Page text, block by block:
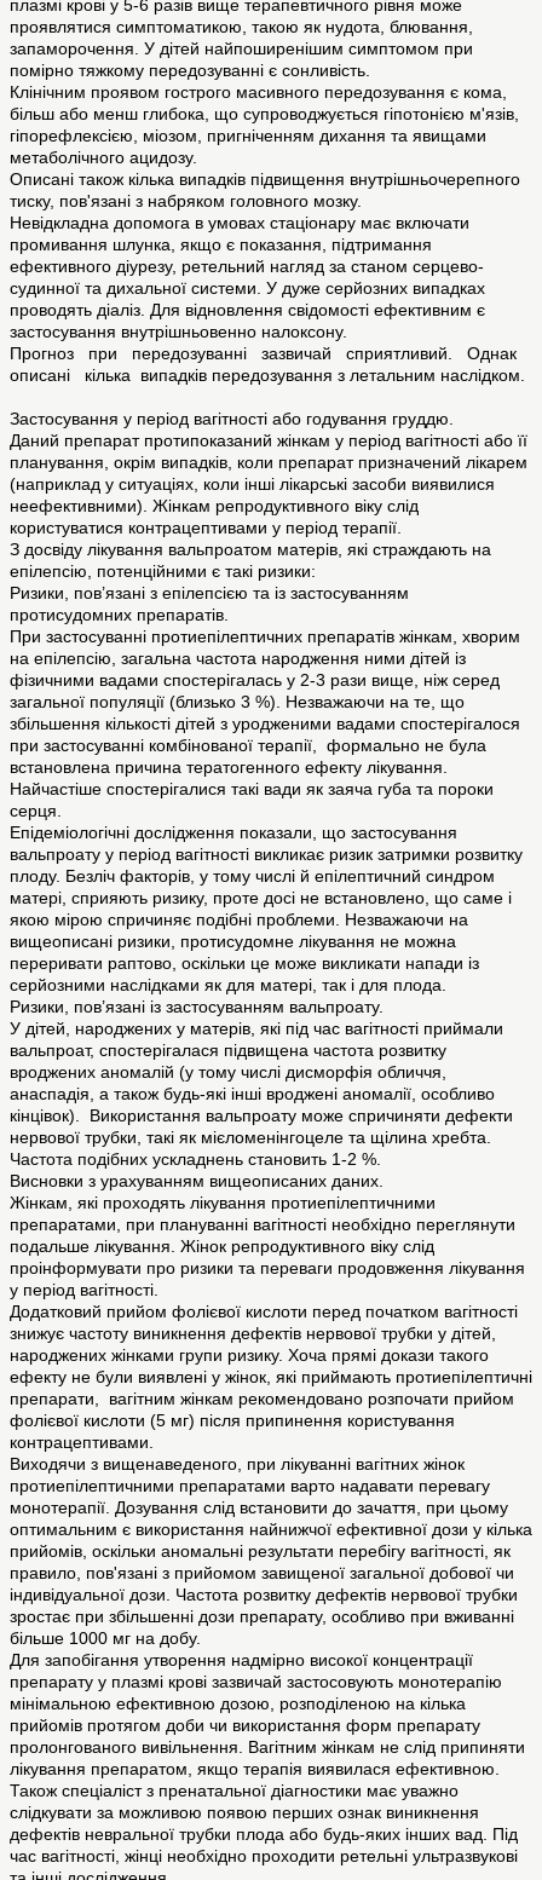
плазмі крові у 5-6 разів вище терапевтичного рівня може
проявлятися симптоматикою, такою як нудота, блювання,
запаморочення. У дітей найпоширенішим симптомом при
помірно тяжкому передозуванні є сонливість.
Клінічним проявом гострого масивного передозування є кома,
більш або менш глибока, що супроводжується гіпотонією м'язів,
гіпорефлексією, міозом, пригніченням дихання та явищами
метаболічного ацидозу.
Описані також кілька випадків підвищення внутрішньочерепного
тиску, пов'язані з набряком головного мозку.
Невідкладна допомога в умовах стаціонару має включати
промивання шлунка, якщо є показання, підтримання
ефективного діурезу, ретельний нагляд за станом серцево-
судинної та дихальної системи. У дуже серйозних випадках
проводять діаліз. Для відновлення свідомості ефективним є
застосування внутрішньовенно налоксону.
Прогноз при передозуванні зазвичай сприятливий. Однак
описані кілька випадків передозування з летальним наслідком.
Застосування у період вагітності або годування груддю.
Даний препарат протипоказаний жінкам у період вагітності або її
планування, окрім випадків, коли препарат призначений лікарем
(наприклад у ситуаціях, коли інші лікарські засоби виявилися
неефективними). Жінкам репродуктивного віку слід
користуватися контрацептивами у період терапії.
З досвіду лікування вальпроатом матерів, які страждають на
епілепсію, потенційними є такі ризики:
Ризики, пов’язані з епілепсією та із застосуванням
протисудомних препаратів.
При застосуванні протиепілептичних препаратів жінкам, хворим
на епілепсію, загальна частота народження ними дітей із
фізичними вадами спостерігалась у 2-3 рази вище, ніж серед
загальної популяції (близько 3 %). Незважаючи на те, що
збільшення кількості дітей з уродженими вадами спостерігалося
при застосуванні комбінованої терапії, формально не була
встановлена причина тератогенного ефекту лікування.
Найчастіше спостерігалися такі вади як заяча губа та пороки
серця.
Епідеміологічні дослідження показали, що застосування
вальпроату у період вагітності викликає ризик затримки розвитку
плоду. Безліч факторів, у тому числі й епілептичний синдром
матері, сприяють ризику, проте досі не встановлено, що саме і
якою мірою спричиняє подібні проблеми. Незважаючи на
вищеописані ризики, протисудомне лікування не можна
переривати раптово, оскільки це може викликати напади із
серйозними наслідками як для матері, так і для плода.
Ризики, пов’язані із застосуванням вальпроату.
У дітей, народжених у матерів, які під час вагітності приймали
вальпроат, спостерігалася підвищена частота розвитку
вроджених аномалій (у тому числі дисморфія обличчя,
анаспадія, а також будь-які інші вроджені аномалії, особливо
кінцівок). Використання вальпроату може спричиняти дефекти
нервової трубки, такі як мієломенінгоцеле та щілина хребта.
Частота подібних ускладнень становить 1-2 %.
Висновки з урахуванням вищеописаних даних.
Жінкам, які проходять лікування протиепілептичними
препаратами, при плануванні вагітності необхідно переглянути
подальше лікування. Жінок репродуктивного віку слід
проінформувати про ризики та переваги продовження лікування
у період вагітності.
Додатковий прийом фолієвої кислоти перед початком вагітності
знижує частоту виникнення дефектів нервової трубки у дітей,
народжених жінками групи ризику. Хоча прямі докази такого
ефекту не були виявлені у жінок, які приймають протиепілептичні
препарати, вагітним жінкам рекомендовано розпочати прийом
фолієвої кислоти (5 мг) після припинення користування
контрацептивами.
Виходячи з вищенаведеного, при лікуванні вагітних жінок
протиепілептичними препаратами варто надавати перевагу
монотерапії. Дозування слід встановити до зачаття, при цьому
оптимальним є використання найнижчої ефективної дози у кілька
прийомів, оскільки аномальні результати перебігу вагітності, як
правило, пов'язані з прийомом завищеної загальної добової чи
індивідуальної дози. Частота розвитку дефектів нервової трубки
зростає при збільшенні дози препарату, особливо при вживанні
більше 1000 мг на добу.
Для запобігання утворення надмірно високої концентрації
препарату у плазмі крові зазвичай застосовують монотерапію
мінімальною ефективною дозою, розподіленою на кілька
прийомів протягом доби чи використання форм препарату
пролонгованого вивільнення. Вагітним жінкам не слід припиняти
лікування препаратом, якщо терапія виявилася ефективною.
Також спеціаліст з пренатальної діагностики має уважно
слідкувати за можливою появою перших ознак виникнення
дефектів невральної трубки плода або будь-яких інших вад. Під
час вагітності, жінці необхідно проходити ретельні ультразвукові